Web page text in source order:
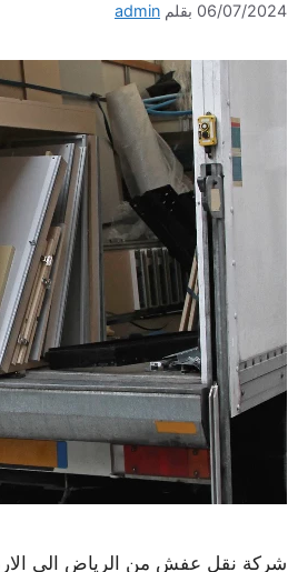
06/07/2024 بقلم admin
شركة نقل عفش من الرياض الي